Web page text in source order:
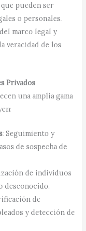
pueden ser
o personales.
marco legal y
veracidad de los
Privados
una amplia gama
: Seguimiento y
de sospecha de
de individuos
desconocido.
de
y detección de